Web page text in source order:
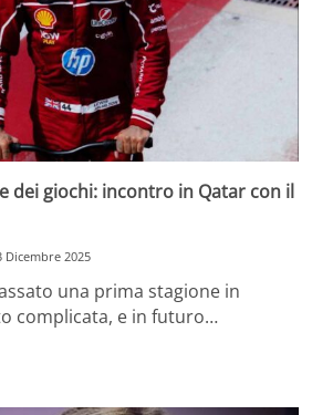
dei giochi: incontro in Qatar con il
Dicembre 2025
una prima stagione in
complicata, e in futuro…